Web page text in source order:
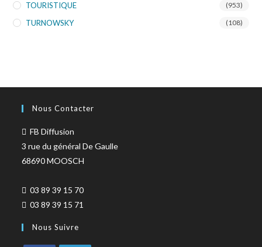
TOURISTIQUE (953)
TURNOWSKY (108)
Nous Contacter
FB Diffusion
3 rue du général De Gaulle
68690 MOOSCH
03 89 39 15 70
03 89 39 15 71
Nous Suivre